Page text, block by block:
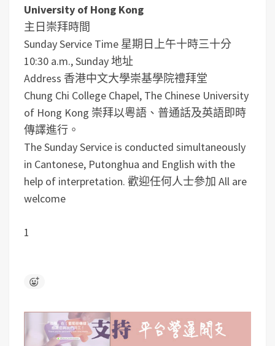
University of Hong Kong
主日崇拜時間
Sunday Service Time 星期日上午十時三十分
10:30 a.m., Sunday地址
Address 香港中文大學崇基學院禮拜堂
Chung Chi College Chapel, The Chinese University
of Hong Kong 崇拜以粵語、普通話及英語即時
傳譯進行。
The Sunday Service is conducted simultaneously
in Cantonese, Putonghua and English with the
help of interpretation. 歡迎任何人士參加 All are
welcome
1